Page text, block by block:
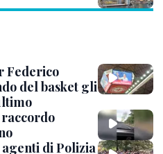
Federico
del basket gli
di Polizia